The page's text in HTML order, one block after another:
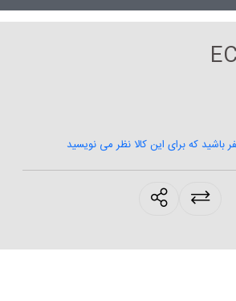
باشید که برای این کالا نظر می نویسید
products.sharing